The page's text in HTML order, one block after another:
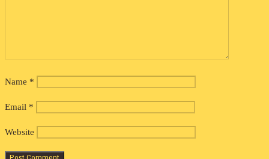
Name *
Email *
Website